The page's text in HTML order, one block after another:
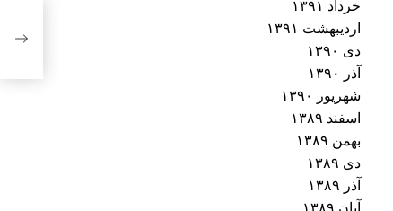
خرداد ۱۳۹۱
اردیبهشت ۱۳۹۱
دی ۱۳۹۰
آذر ۱۳۹۰
شهریور ۱۳۹۰
اسفند ۱۳۸۹
بهمن ۱۳۸۹
دی ۱۳۸۹
آذر ۱۳۸۹